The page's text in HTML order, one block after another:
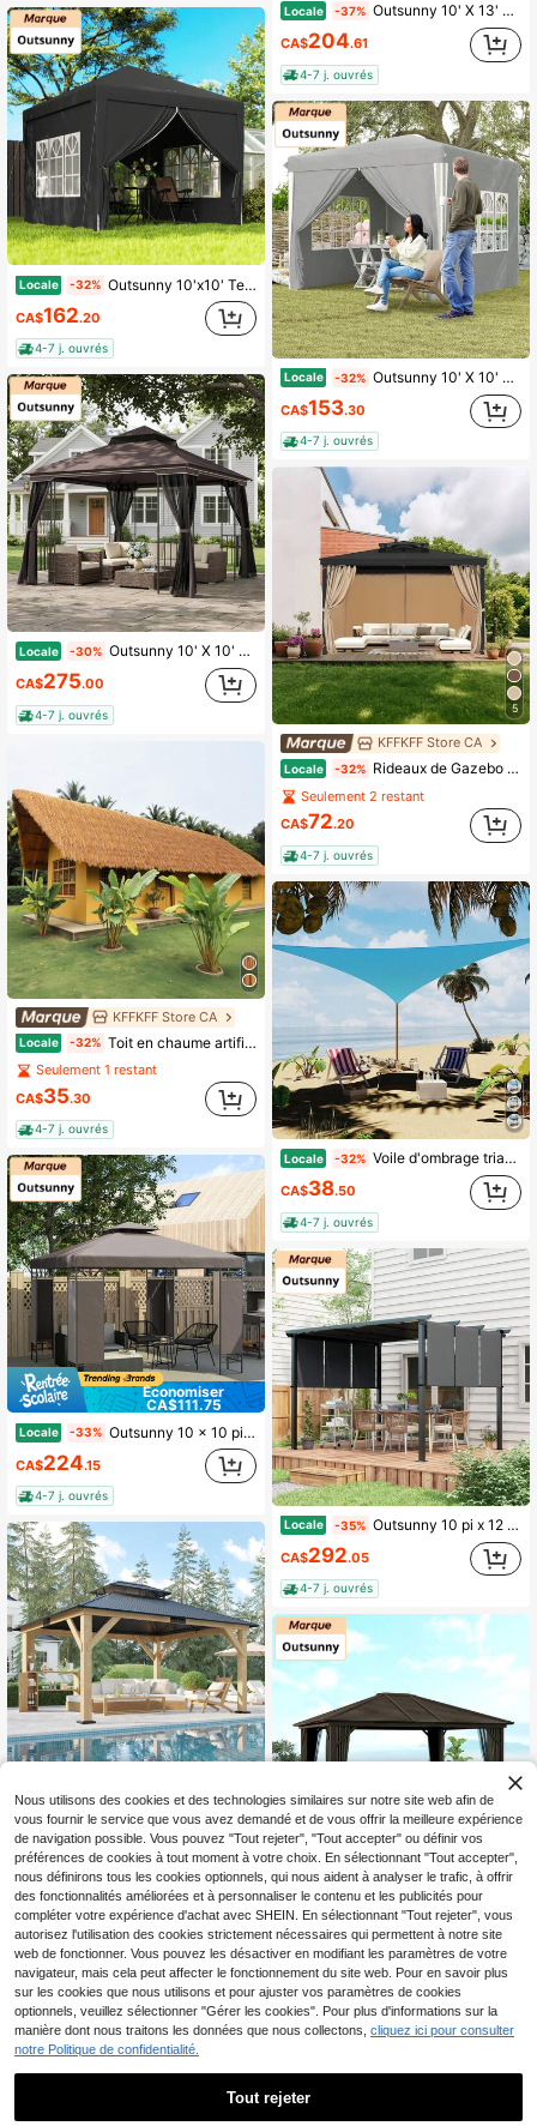
Locale -32% Outsunny 10'x10' Tente de fête extérieure pliable Gazebo Auvent avec sac de transport (Noir)
CA$162.20
4-7 j. ouvrés
Locale -30% Outsunny 10' X 10' Outdoor Patio Gazebo Canopy With Double Tier Roof, Removable Mesh Curtains, Display Shelves, Top Hooks, Coffee
CA$275.00
4-7 j. ouvrés
KFFKFF Store CA
Locale -32% Toit en chaume artificiel, rouleau de chaume de style mexicain pour baraque de bar tiki de 1,6 x 16,4 pi, imperméable et résistant au feu, herbe de palapa pour abri de chasse, patio, piscine, décoration de fête hawaïenne
Seulement 1 restant
CA$35.30
4-7 j. ouvrés
Économiser
CA$111.75
Locale -33% Outsunny 10 x 10 pieds Tonnelle de Pavillon, Pavillon de Jardin Extérieur à Double Toit avec Panneaux Moustiquaire et Cadre Métallique, Pavillon de Patio pour Bord de Piscine, Jardin, Terrasse, Arrière-Cour, Kaki
CA$224.15
4-7 j. ouvrés
Locale -33% 13x15 Pavillon de jardin extérieur avec double toit en fer et cadre en bois robuste, pavillon résistant aux intempéries pour patio, cour arrière, garage et rassemblements sur la pelouse
CA$ 1,723 .79
4-7 j. ouvrés
Locale -37% Outsunny 10' X 13' Pavillon de jardin de patio extérieur Gazebo Abri de jardin Tente de fête Abri Ombre solaire d'été avec cadre en acier et rideaux, gris foncé
CA$204.61
4-7 j. ouvrés
Locale -32% Outsunny 10' X 10' Tente Pliante avec Parois Latérales, Abri Solaire Instantané, Hauteur Réglable, Sac de Transport Inclus, Pour Extérieur, Jardin, Patio, Gris Clair
CA$153.30
4-7 j. ouvrés
5
KFFKFF Store CA
Locale -32% Rideaux de Gazebo d'extérieur, Gazebos de 12' X 10' X 7', Rideaux de confidentialité de Gazebo à 4 panneaux avec fermetures à glissière, Remplacement de rideau d'extérieur pour auvent de patio, Rideau seulement, Kaki
Seulement 2 restant
CA$72.20
4-7 j. ouvrés
Locale -32% Voile d'ombrage triangulaire 12' X 12' X 12', auvent d'ombrage extérieur anti-UV, toile d'ombrage respirante avec quincaillerie durable pour patio, arrière-cour, terrasse, jardin et cour
CA$38.50
4-7 j. ouvrés
Locale -35% Outsunny 10 pi x 12 pi Pergola rétractable, Pergola en métal Ombre solaire extérieure Abri pour jardin, patio, cour arrière, terrasse, gris foncé
CA$292.05
4-7 j. ouvrés
Locale -30% Outsunny 10' X 12' Déluxe Pavillon Dur Avec Toit Métallique, Cadre en Aluminium Pavillon de Jardin Abri Solaire Extérieur Avec Rideaux et Moustiquaire, Gris
Seulement 7 restant
1,012 .90
4-7 j. ouvrés
Nous utilisons des cookies et des technologies similaires sur notre site web afin de
vous fournir le service que vous avez demandé et de vous offrir la meilleure expérience
de navigation possible. Vous pouvez "Tout rejeter", "Tout accepter" ou définir vos
préférences de cookies à tout moment à votre choix. En sélectionnant "Tout accepter",
nous définirons tous les cookies optionnels, qui nous aident à analyser le trafic, à offrir
des fonctionnalités améliorées et à personnaliser le contenu et les publicités pour
compléter votre expérience d'achat avec SHEIN. En sélectionnant "Tout rejeter", vous
autorisez l'utilisation des cookies strictement nécessaires qui permettent à notre site
web de fonctionner. Vous pouvez les désactiver en modifiant les paramètres de votre
navigateur, mais cela peut affecter le fonctionnement du site web. Pour en savoir plus
sur les cookies que nous utilisons et pour ajuster vos paramètres de cookies
optionnels, veuillez sélectionner "Gérer les cookies". Pour plus d'informations sur la
manière dont nous traitons les données que nous collectons, cliquez ici pour consulter
notre Politique de confidentialité.
Tout rejeter